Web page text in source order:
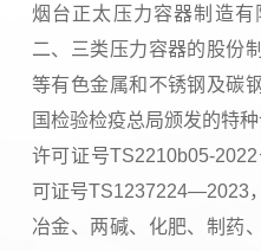
烟台正太压力容器制造有
二、三类压力容器的股份
等有色金属和不锈钢及碳
国检验检疫总局颁发的特
许可证号TS2210b05-
可证号TS1237224—2023
冶金、两碱、化肥、制药